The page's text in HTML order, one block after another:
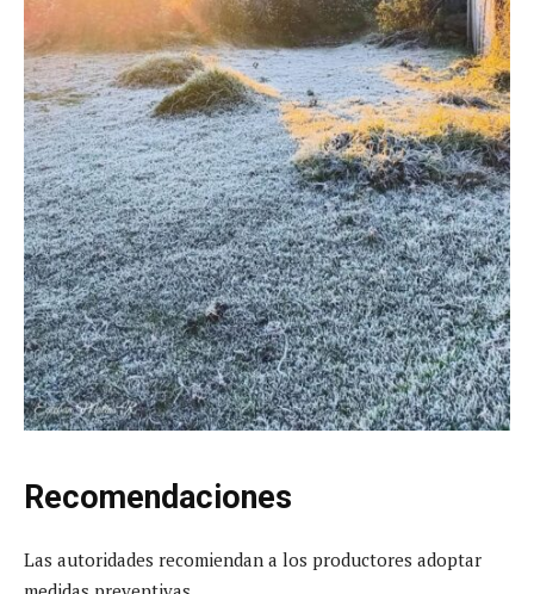
Recomendaciones
Las autoridades recomiendan a los productores adoptar